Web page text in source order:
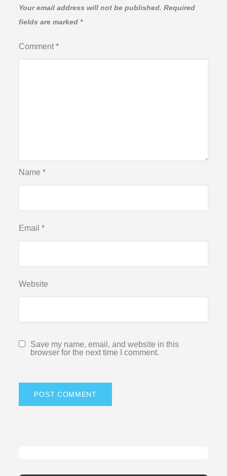
Your email address will not be published. Required
fields are marked *
Comment*
Name*
Email*
Website
Save my name, email, and website in this
browser for the next time I comment.